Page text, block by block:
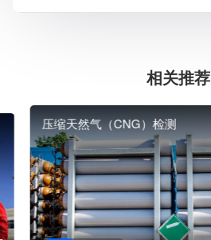
相关推荐
压缩天然气（CNG）检测